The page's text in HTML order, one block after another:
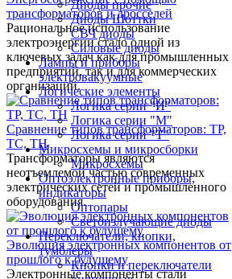
Диоды прочие
Диоды Шоттки
СВЧ диоды
Силовые диоды
Лампы и приборы
электровакуумные
Логические элементы
Логика серии "И"
Логика серии "М"
Логика серии "Т"
Микросхемы и микросборки
Микросхемы
Оптоэлектронные приборы,
индикаторы
Оптопары
Светоизлучающие диоды
Переключатели, кнопки,
тумблеры
Кнопки и переключатели
трансформаторов и дросселей
Рациональное использование
электроэнергии стало одной из
ключевых задач как для промышленных
предприятий, так и для коммерческих
организаций.
Сравнение типов трансформаторов: ТР,
ТС, ТН
Трансформаторы являются
неотъемлемой частью современных
электрических сетей и промышленного
оборудования.
Эволюция электронных компонентов от
прошлого к будущему
Электронные компоненты стали